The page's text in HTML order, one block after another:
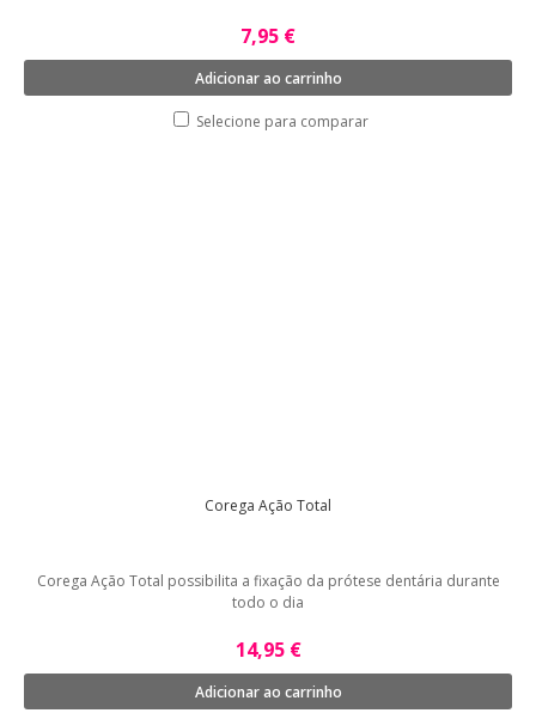
7,95 €
Adicionar ao carrinho
Selecione para comparar
Corega Ação Total
Corega Ação Total possibilita a fixação da prótese dentária durante
todo o dia
14,95 €
Adicionar ao carrinho